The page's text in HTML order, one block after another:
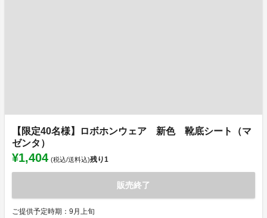
【限定40名様】ロボホンウェア 新色 靴底シート（マ
ゼンタ）
¥1,404 (税込/送料込)残り1
販売終了
ご提供予定時期：9月上旬